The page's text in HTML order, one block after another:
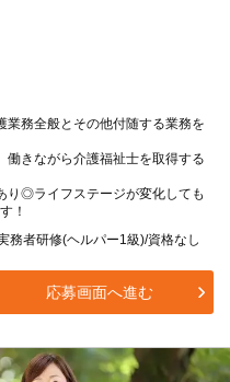
業務全般とその他付随する業務を
働きながら介護福祉士を取得する
り◎ライフステージが変化しても
！
務者研修(ヘルパー1級)/資格なし
応募画面へ進む